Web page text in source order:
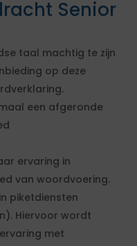
Senior
taal machtig te zijn
op deze
een afgeronde
ervaring in
van woordvoering.
piketdiensten
Hiervoor wordt
met